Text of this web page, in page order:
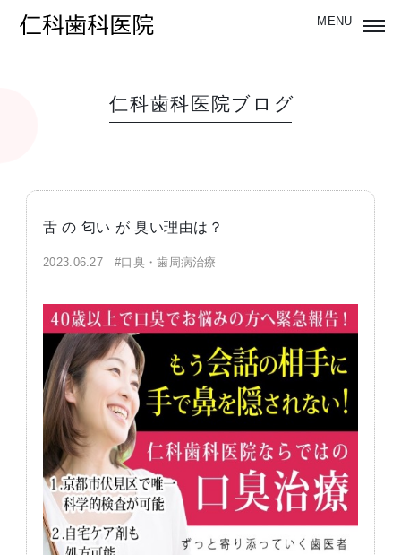
仁科歯科医院ブログ
舌 の 匂い が 臭い理由は？
2023.06.27#口臭・歯周病治療